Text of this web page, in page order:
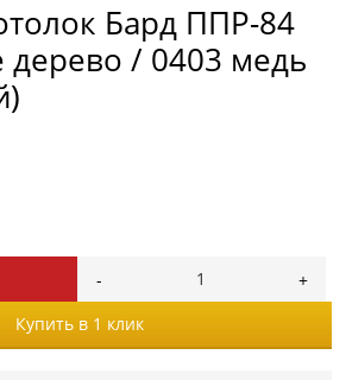
Бард ППР-84
дерево / 0403 медь
Купить в 1 клик